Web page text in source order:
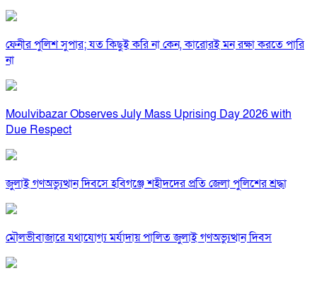
ফেনীর পুলিশ সুপার; যত কিছুই করি না কেন, কারোরই মন রক্ষা করতে পারি
না
Moulvibazar Observes July Mass Uprising Day 2026 with
Due Respect
জুলাই গণঅভ্যুত্থান দিবসে হবিগঞ্জে শহীদদের প্রতি জেলা পুলিশের শ্রদ্ধা
মৌলভীবাজারে যথাযোগ্য মর্যাদায় পালিত জুলাই গণঅভ্যুত্থান দিবস